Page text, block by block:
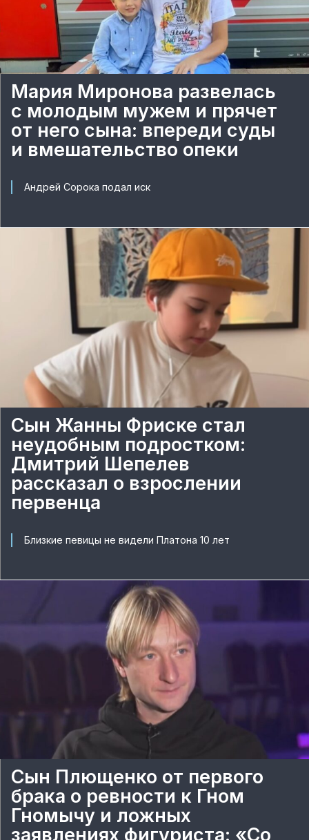
Мария Миронова развелась
с молодым мужем и прячет
от него сына: впереди суды
и вмешательство опеки
Андрей Сорока подал иск
Сын Жанны Фриске стал
неудобным подростком:
Дмитрий Шепелев
рассказал о взрослении
первенца
Близкие певицы не видели Платона 10 лет
Сын Плющенко от первого
брака о ревности к Гном
Гномычу и ложных
заявлениях фигуриста: «Со